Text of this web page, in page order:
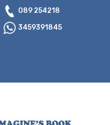
089 254218
3459391845